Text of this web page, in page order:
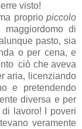
visto!
proprio piccolo
maggiordomo di
pasto, sia
o per cena, e
ciò che aveva
aria, licenziando
e pretendendo
diversa e per
lavoro! I poveri
veramente